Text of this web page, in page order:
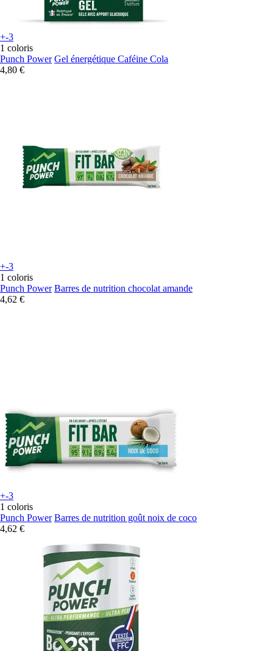
+-3
1 coloris
Punch Power Gel énergétique Caféine Cola
4,80 €
+-3
1 coloris
Punch Power Barres de nutrition chocolat amande
4,62 €
+-3
1 coloris
Punch Power Barres de nutrition goût noix de coco
4,62 €